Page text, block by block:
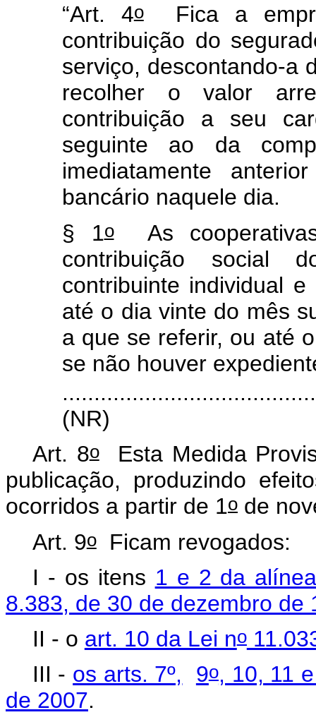
“Art. 4oFica a
contribuição do
serviço, descontando-a
recolher o valor
contribuição a seu
seguinte ao da
imediatamente
bancário naquele dia.
§ 1oAs
contribuição social
contribuinte individual
até o dia vinte do mês
a que se referir, ou até
se não houver
(NR)
Art. 8oEsta Medida
publicação, produzindo
ocorridos a partir de 1o de
Art. 9oFicam revogados:
I - os itens 1 e 2 da
8.383, de 30 de dezembro de
II - o art. 10 da Lei no
III - os arts. 7º, 9o, 10, 11
de 2007.